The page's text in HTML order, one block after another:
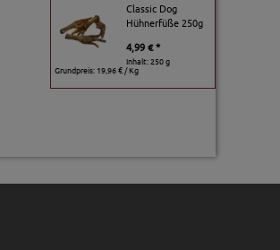
Classic Dog
Hühnerfüße 250g
4,99 € *
Inhalt: 250 g
Grundpreis: 19,96 € / Kg